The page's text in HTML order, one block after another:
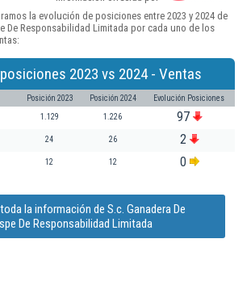
la evolución de posiciones entre 2023 y 2024 de
De Responsabilidad Limitada por cada uno de los
2023 vs 2024 - Ventas
Posición 2023 Posición 2024 Evolución Posiciones
1.129 1.226 97
24 26 2
12 12 0
la información de S.c. Ganadera De
De Responsabilidad Limitada